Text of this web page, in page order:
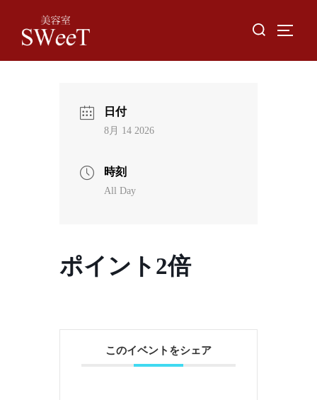
content
Search
日付
8月 14 2026
時刻
All Day
ポイント2倍
このイベントをシェア